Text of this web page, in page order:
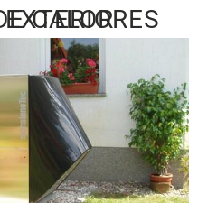
EXTERIORES